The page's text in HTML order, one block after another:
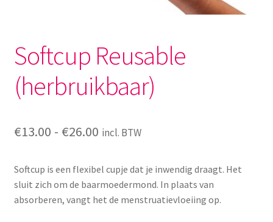
Seksualiteit
Tampons
Wasbaar maandverband
Wasbare zoogcompressen
Softcup Reusable
(herbruikbaar)
€13.00 - €26.00Prijsklasse:
tot
€26.00
incl. BTW
Softcup is een flexibel cupje dat je inwendig draagt. Het
sluit zich om de baarmoedermond. In plaats van
absorberen, vangt het de menstruatievloeiing op.